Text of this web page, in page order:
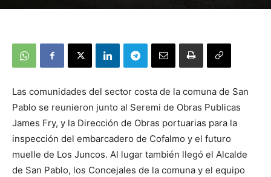
Las comunidades del sector costa de la comuna de San
Pablo se reunieron junto al Seremi de Obras Publicas
James Fry, y la Dirección de Obras portuarias para la
inspección del embarcadero de Cofalmo y el futuro
muelle de Los Juncos. Al lugar también llegó el Alcalde
de San Pablo, los Concejales de la comuna y el equipo